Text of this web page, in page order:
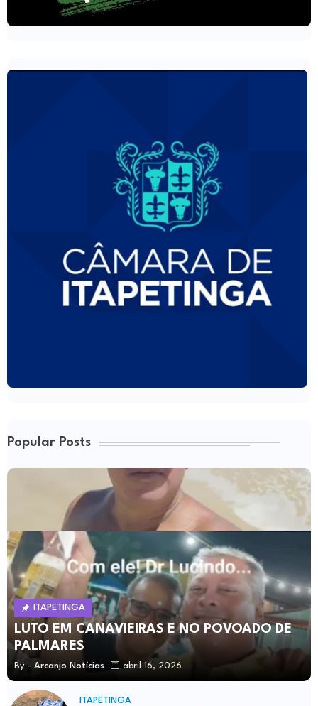
Popular Posts
ITAPETINGA
LUTO EM CANAVIEIRAS E NO POVOADO DE
PALMARES
By - Arcanjo Notícias abril 16, 2026
ITAPETINGA